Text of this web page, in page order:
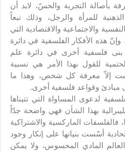
بأصالة التجربة والحسّ، لابد أن
للمرأة والرجل، وذلك تبعاً
والاجتماعية والاقتصادية التي
هذه الأفكار الفلسفية في دائرة
بنى فلسفية أخرى في دائرة علم
للقول بهذا الأمر هي نسبية
إلاّ معرفة كل شخص، وهذا ما
مبادئ وقواعد فلسفية أخرى.
لدعوى المساواة التي تتبناها
بهذا الشأن فهي واضحة جدّاً
فالفلسفات الماركسية والاشتراكية
أسّست بنيانها على إنكار وجود
المادي المحسوس، ولا يمكن